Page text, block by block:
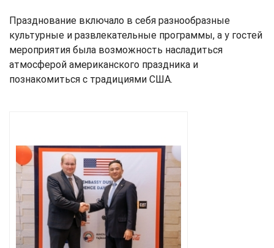
Празднование включало в себя разнообразные
культурные и развлекательные программы, а у гостей
мероприятия была возможность насладиться
атмосферой американского праздника и
познакомиться с традициями США.